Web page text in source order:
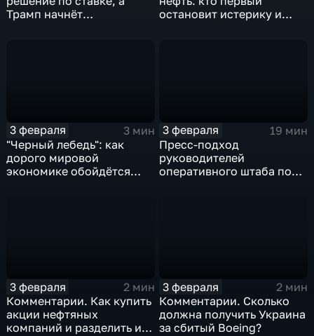
Трамп начнёт
остановит истерику и
3 февраля
3 мин
"Черный лебедь": как
дорого мировой
экономике обойдётся
3 февраля
19 мин
Пресс-подход
руководителей
оперативного штаба по
3 февраля
2 мин
Комментарии. Как купить
акции нефтяных
компаний и разделить их
3 февраля
2 мин
Комментарии. Сколько
должна получить Украина
за сбитый Boeing?